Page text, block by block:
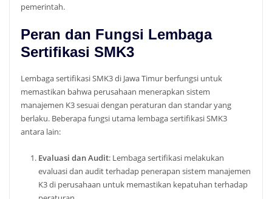
pemerintah.
Peran dan Fungsi Lembaga
Sertifikasi SMK3
Lembaga sertifikasi SMK3 di Jawa Timur berfungsi untuk
memastikan bahwa perusahaan menerapkan sistem
manajemen K3 sesuai dengan peraturan dan standar yang
berlaku. Beberapa fungsi utama lembaga sertifikasi SMK3
antara lain:
Evaluasi dan Audit: Lembaga sertifikasi melakukan
evaluasi dan audit terhadap penerapan sistem manajemen
K3 di perusahaan untuk memastikan kepatuhan terhadap